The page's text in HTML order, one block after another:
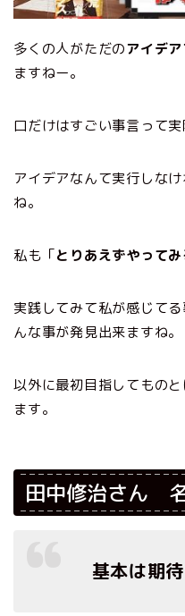
多くの人がただのアイデ
ますねー。
口だけはすごい事言って実
アイデアなんて実行しな
ね。
私も「とりあえずやってみ
実践してみて私が感じて
んな事が発見出来ますね。
以外に最初目指してもの
ます。
田中修治さん
基本は期